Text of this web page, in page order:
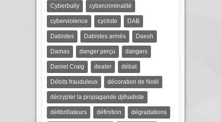
Cyberbully cybercriminalité
cyberviolence cycliste DAB
Dabistes Dabistes armés Daesh
Damas danger perçu dangers
Daniel Craig dealer débat
Débits frauduleux décoration de Noël
décrypter la propagande djihadiste
défibrillateurs définition dégradations